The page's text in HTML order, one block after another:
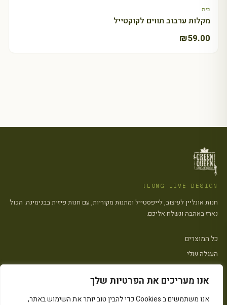
אנו מעריכים את הפרטיות שלך
אנו משתמשים ב Cookies כדי להבין טוב יותר את השימוש באתר,
בית
מקלות ערבוב תווים לקוקטייל
₪59.00
LONG LIVE DESIGN!
חנות אונליין לעיצוב, לייפסטייל ומתנות מקוריות, עם חנות פיזית בבנימינה. הכול
נארז באהבה ונשלח אליכם.
כל המוצרים
העגלה שלי